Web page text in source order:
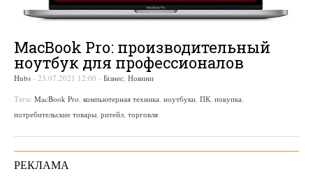
MacBook Pro: производительный
ноутбук для профессионалов
Hubs - 23.07.2021 12:00 - Бізнес Новини
Теги: MacBook Pro компьютерная техника ноутбуки ПК покупка
потребительские товары ритейл торговля
РЕКЛАМА